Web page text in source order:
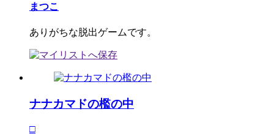
まつこ
ありがちな脱出ゲームです。
ナナカマドの檻の中
□